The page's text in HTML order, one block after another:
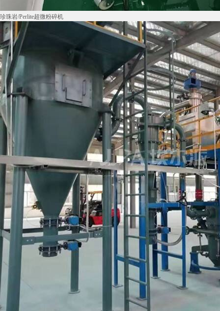
珍珠岩/Perlite超微粉碎机